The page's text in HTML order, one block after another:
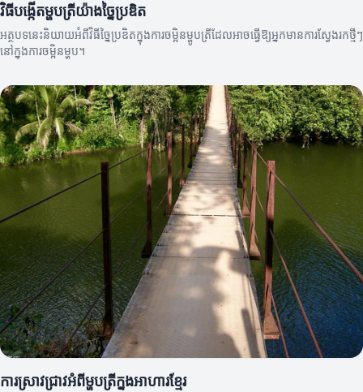
វិធីបង្កើតម្ហូបត្រីយ៉ាងច្នៃប្រឌិត
អត្ថបទនេះនិយាយអំពីវិធីច្នៃប្រឌិតក្នុងការចម្អិនម្ហូបត្រីដែលអាចធ្វើឱ្យអ្នកមានការស្វែងរកថ្មីៗ
នៅក្នុងការចម្អិនម្ហូប។
ការស្រាវជ្រាវអំពីម្ហូបត្រីក្នុងអាហារខ្មែរ